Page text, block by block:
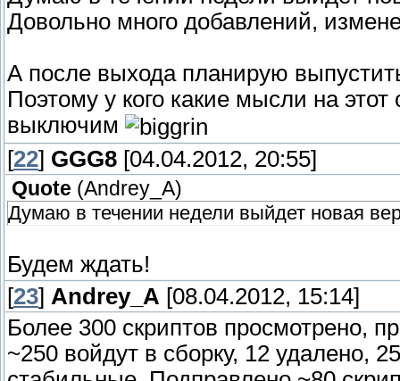
Довольно много добавлений,
А после выхода планирую
Поэтому у кого какие мысли на
выключим
[22] GGG8 [04.04.2012, 20:55]
Quote (Andrey_A)
Думаю в течении недели выйдет новая
Будем ждать!
[23] Andrey_A [08.04.2012, 15:14]
Более 300 скриптов просмотрено,
~250 войдут в сборку, 12 удалено,